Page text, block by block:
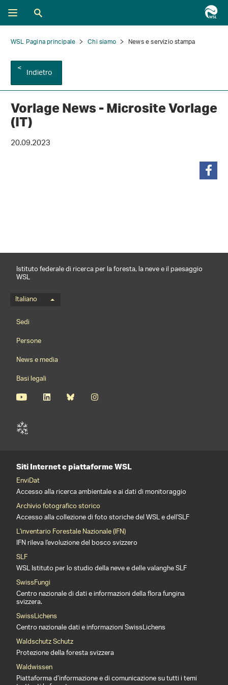
WSL Pagina principale Chi siamo News e servizio stampa
Indietro
Vorlage News - Microsite Vorlage
(IT)
20.09.2023
Istituto federale di ricerca per la foresta, la neve e il paesaggio
WSL
Menu della lingua
Italiano
Footernavigation
Sedi
Persone
News e media
Basi legali
Siti Internet e piattaforme WSL
EnviDat
Accesso alla ricerca ambientale e ai dati di monitoraggio
Archivio fotografico storico
Accesso alla collezione di foto storiche del WSL e dell'SLF
L'inventario Forestale Nazionale (IFN)
IFN rileva l'evoluzione del bosco svizzero
SLF
WSL Istituto per lo studio della neve e delle valanghe SLF
SwissFungi
Centro nazionale di dati e informazioni della flora fungina
svizzera.
SwissLichens
Centro nazionale dati e informazioni SwissLichens
Waldschutz Schutz
Protezione della foresta svizzera
Waldwissen
Piattaforma d’informazione e di comunicazione su tutti i temi